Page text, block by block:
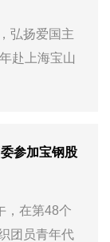
弘扬爱国主
赴上海宝山
先烈承遗志 砥
参加宝钢股
在第48个
团员青年代